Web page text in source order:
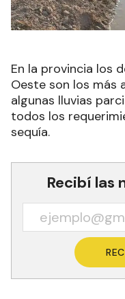
En la provincia los
Oeste son los más
algunas lluvias
todos los
sequía.
Recibí las